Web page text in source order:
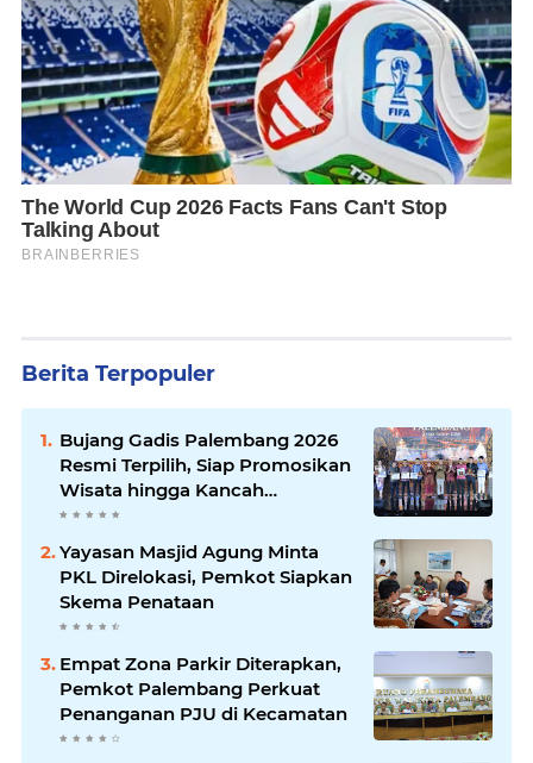
Berita Terpopuler
Bujang Gadis Palembang 2026
Resmi Terpilih, Siap Promosikan
Wisata hingga Kancah
Internasional
Yayasan Masjid Agung Minta
PKL Direlokasi, Pemkot Siapkan
Skema Penataan
Empat Zona Parkir Diterapkan,
Pemkot Palembang Perkuat
Penanganan PJU di Kecamatan